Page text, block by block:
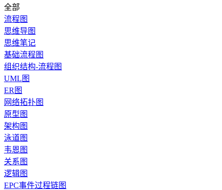
全部
流程图
思维导图
思维笔记
基础流程图
组织结构-流程图
UML图
ER图
网络拓扑图
原型图
架构图
泳道图
韦恩图
关系图
逻辑图
EPC事件过程链图